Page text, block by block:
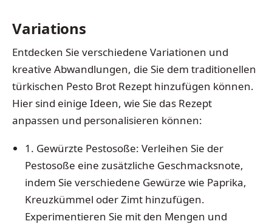
Variations
Entdecken Sie verschiedene Variationen und
kreative Abwandlungen, die Sie dem traditionellen
türkischen Pesto Brot Rezept hinzufügen können.
Hier sind einige Ideen, wie Sie das Rezept
anpassen und personalisieren können:
1. Gewürzte Pestosoße: Verleihen Sie der
Pestosoße eine zusätzliche Geschmacksnote,
indem Sie verschiedene Gewürze wie Paprika,
Kreuzkümmel oder Zimt hinzufügen.
Experimentieren Sie mit den Mengen und